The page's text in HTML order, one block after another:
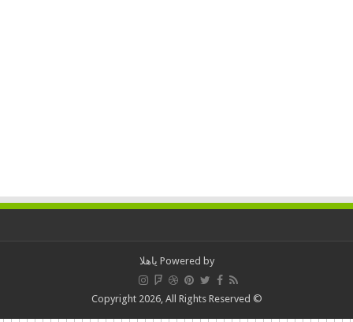
Powered by ياهلا
© Copyright 2026, All Rights Reserved